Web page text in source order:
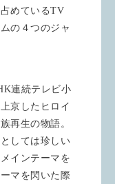
めているTV
の４つのジャ
連続テレビ小
京したヒロイ
再生の物語。
しては珍しい
インテーマを
マを閃いた際